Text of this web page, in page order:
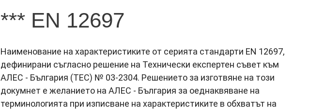
*** EN 12697
Наименование на характеристиките от серията стандарти EN 12697,
дефинирани съгласно решение на Технически експертен съвет към
АЛЕС - България (ТЕС) № 03-2304. Решението за изготвяне на този
докумнет е желанието на АЛЕС - България за оеднаквяване на
терминологията при изписване на характеристиките в обхватът на